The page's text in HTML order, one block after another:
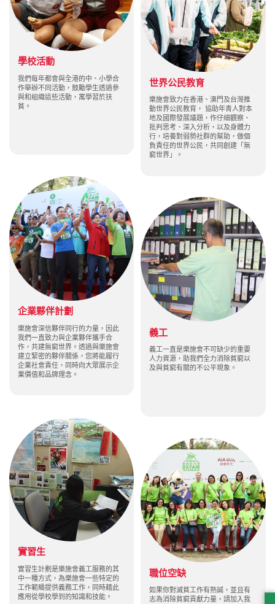
學校活動
我們每年都會與全港的中、小學合
作舉辦不同活動，鼓勵學生透過參
與和組織這些活動，寓學習於扶
貧。
世界公民教育
樂施會致力在香港、澳門及台灣推
動世界公民教育， 協助年青人對本
地及國際發展議題，作仔細觀察、
批判思考、深入分析，以及身體力
行，培養對弱勢社群的幫助，做個
負責任的世界公民，共同創建「無
窮世界」。
企業夥伴計劃
樂施會深信夥伴同行的力量，因此
我們一直致力與企業夥伴攜手合
作，共建無窮世界。透過與樂施會
建立緊密的夥伴關係，您將能履行
企業社會責任，同時向大眾展示企
業價值和品牌理念。
義工
義工一直是樂施會不可缺少的重要
人力資源，助我們全力消除貧窮以
及與貧窮有關的不公平現象。
實習生
實習生計劃是樂施會義工服務的其
中一種方式，為樂施會一些特定的
工作範疇提供義務工作，同時藉此
應用從學校學到的知識和技能。
職位空缺
如果你對滅貧工作有熱誠，並且有
志為消除貧窮貢獻力量，請加入我